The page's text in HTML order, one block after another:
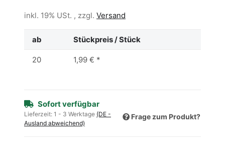
inkl. 19% USt. , zzgl. Versand
ab Stückpreis / Stück
20 1,99 € *
Sofort verfügbar
Lieferzeit: 1 - 3 Werktage (DE -
Ausland abweichend)
Frage zum Produkt?